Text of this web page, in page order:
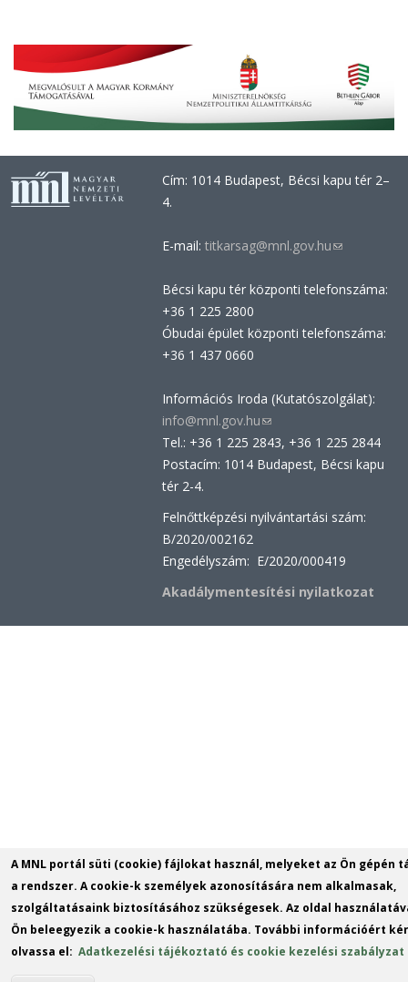
Cím: 1014 Budapest, Bécsi kapu tér 2–
4.
E-mail: titkarsag@mnl.gov.hu(link
e-
Bécsi kapu tér központi telefonszáma:
+36 1 225 2800
Óbudai épület központi telefonszáma:
+36 1 437 0660
Információs Iroda (Kutatószolgálat):
info@mnl.gov.hu(link
sends
e-
Tel.: +36 1 225 2843, +36 1 225 2844
Postacím: 1014 Budapest, Bécsi kapu
tér 2-4.
Felnőttképzési nyilvántartási szám:
B/2020/002162
Engedélyszám: E/2020/000419
Akadálymentesítési nyilatkozat
A MNL portál süti (cookie) fájlokat használ, melyeket az Ön gépén
a rendszer. A cookie-k személyek azonosítására nem alkalmasak,
szolgáltatásaink biztosításához szükségesek. Az oldal
Ön beleegyezik a cookie-k használatába. További információért
olvassa el:Adatkezelési tájékoztató és cookie kezelési szabályzat